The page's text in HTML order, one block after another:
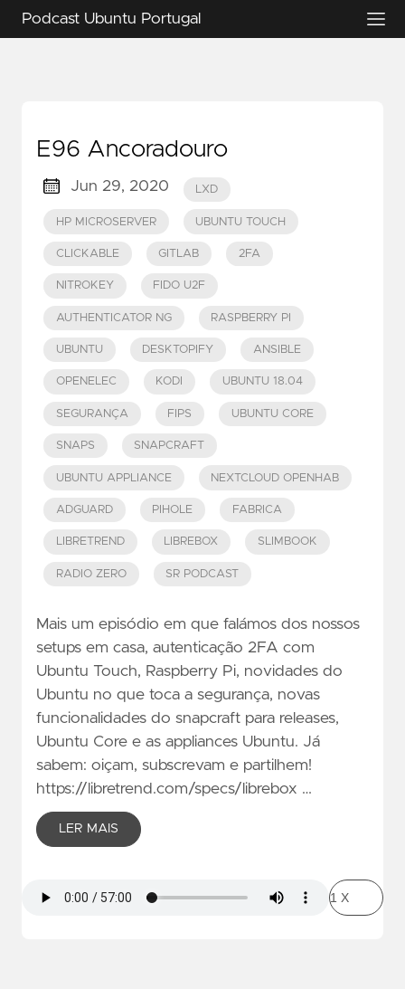
Podcast Ubuntu Portugal
E96 Ancoradouro
Jun 29, 2020 LXD
HP MICROSERVER UBUNTU TOUCH
CLICKABLE GITLAB 2FA
NITROKEY FIDO U2F
AUTHENTICATOR NG RASPBERRY PI
UBUNTU DESKTOPIFY ANSIBLE
OPENELEC KODI UBUNTU 18.04
SEGURANÇA FIPS UBUNTU CORE
SNAPS SNAPCRAFT
UBUNTU APPLIANCE NEXTCLOUD OPENHAB
ADGUARD PIHOLE FABRICA
LIBRETREND LIBREBOX SLIMBOOK
RADIO ZERO SR PODCAST
Mais um episódio em que falámos dos nossos
setups em casa, autenticação 2FA com
Ubuntu Touch, Raspberry Pi, novidades do
Ubuntu no que toca a segurança, novas
funcionalidades do snapcraft para releases,
Ubuntu Core e as appliances Ubuntu. Já
sabem: oiçam, subscrevam e partilhem!
https://libretrend.com/specs/librebox …
LER MAIS